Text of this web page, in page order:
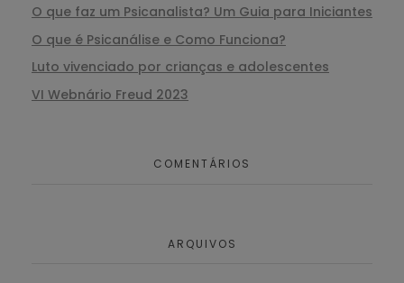
O que faz um Psicanalista? Um Guia para Iniciantes
O que é Psicanálise e Como Funciona?
Luto vivenciado por crianças e adolescentes
VI Webnário Freud 2023
COMENTÁRIOS
ARQUIVOS